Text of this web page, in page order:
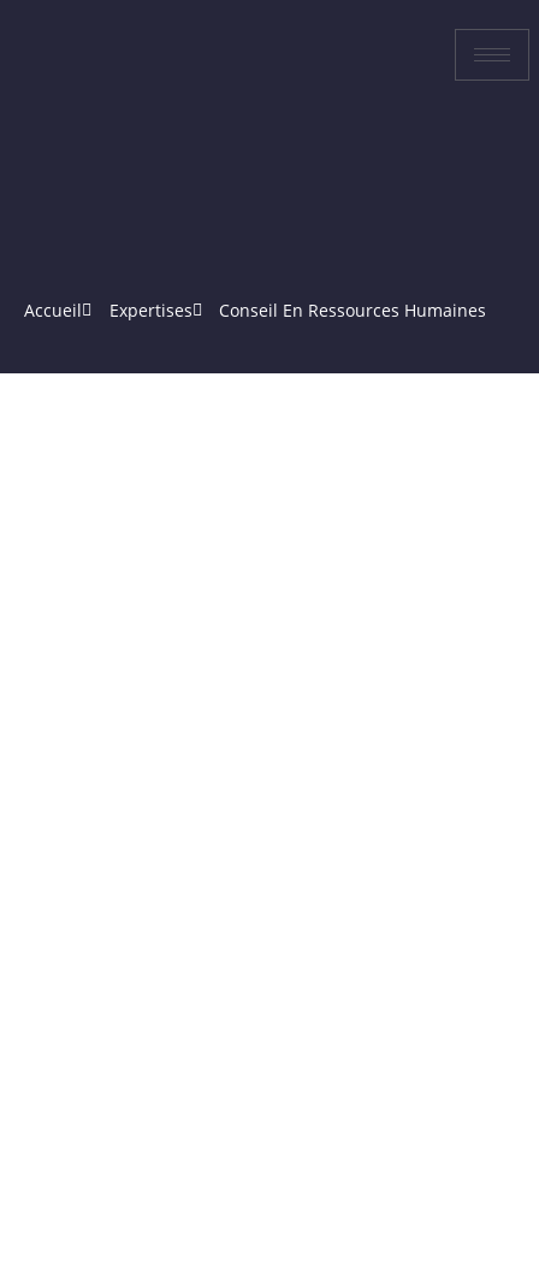
Accueil Expertises Conseil En Ressources Humaines